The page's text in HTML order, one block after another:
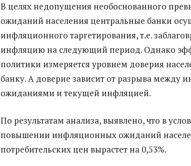
В целях недопущения необоснованного
ожиданий населения центральные банки
инфляционного таргетирования, т.е.
инфляцию на следующий период. Однако
политики измеряется уровнем доверия
банку. А доверие зависит от разрыва между
ожиданиями и текущей инфляцией.
По результатам анализа, выявлено, что в
повышении инфляционных ожиданий
потребительских цен вырастет на 0,53%.